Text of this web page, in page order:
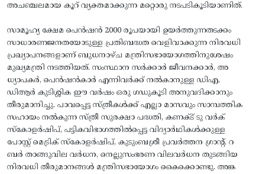
അചഞ്ചലമായ കൂറ് വ്യക്തമാക്കുന്ന മറ്റൊരു നടപടികൂടിയാണിത്.
സാമൂഹ്യ ക്ഷേമ പെൻഷൻ 2000 രൂപയായി ഉയർത്തുന്നതടക്കം
സാധാരണജനതയോടുള്ള പ്രതിബദ്ധത വെളിവാക്കുന്ന നിരവധി
പ്രഖ്യാപനങ്ങളാണ്‌ ബുധനാഴ്‌ച മന്ത്രിസഭായോഗത്തിനുശേഷം
മുഖ്യമന്ത്രി നടത്തിയത്‌. സംസ്ഥാന സർക്കാർ ജീവനക്കാർ, അ
ധ്യാപകർ, പെൻഷൻകാർ എന്നിവർക്ക് നൽകാനുള്ള ഡിഎ,
ഡിആർ കുടിശ്ശിക ഈ വർഷം ഒരു​ ഗഡുകൂടി അനുവദിക്കാനും
തീരുമാനിച്ചു. പാവപ്പെട്ട സ്ത്രീകൾക്ക് എല്ലാ മാസവും സാമ്പത്തിക
സഹായം നൽകുന്ന സ്ത്രീ സുരക്ഷാ പദ്ധതി, കണക്ട് ടു വർക്
സ്കോളർഷിപ്, പട്ടികവിഭാഗത്തിൽപ്പെട്ട വിദ്യാർഥികൾക്കുള്ള
പോസ്റ്റ് മെട്രിക് സ്കോളർഷിപ്, കുടുംബശ്രീ പ്രവർത്തന ഗ്രാന്റ്‌, റ
ബർ താങ്ങുവില വർധന, നെല്ലുസംഭരണ വിലവർധന തുടങ്ങിയ
നിരവധി തീരുമാനങ്ങൾ മന്ത്രിസഭായോഗം കൈക്കൊണ്ടു. അങ്ക